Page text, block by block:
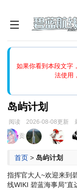
如果你看到本段文字
法使用
能中的刷新按钮清除
岛屿计划
阅读 2026-08-08更新
跳
到
跳
到
页面贡献者 :
首页 > 岛屿计划
指挥官大人~欢迎来到
线WIKI 碧蓝海事局”直